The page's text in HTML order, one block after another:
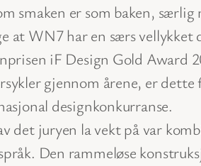
smaken er som baken,
at WN7 har en særs vellykket
iF Design Gold Award
gjennom årene, er
designkonkurranse.
det juryen la vekt på var
Den rammeløse